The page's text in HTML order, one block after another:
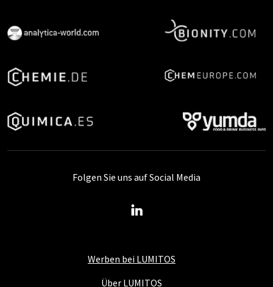
Werben bei LUMITOS
Über LUMITOS
Folgen Sie uns auf Social Media